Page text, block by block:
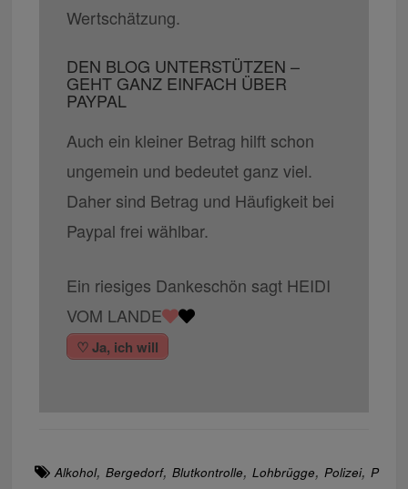
Wertschätzung.
DEN BLOG UNTERSTÜTZEN –
GEHT GANZ EINFACH ÜBER
PAYPAL
Auch ein kleiner Betrag hilft schon
ungemein und bedeutet ganz viel.
Daher sind Betrag und Häufigkeit bei
Paypal frei wählbar.
Ein riesiges Dankeschön sagt HEIDI
VOM LANDE
♡ Ja, ich will
Alkohol,Bergedorf,Blutkontrolle,Lohbrügge, Polizei, P